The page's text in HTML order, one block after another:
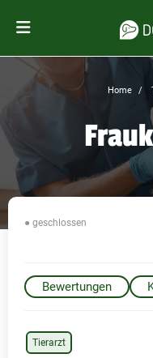
Home
● geschlossen
Bewertungen
Tierarzt